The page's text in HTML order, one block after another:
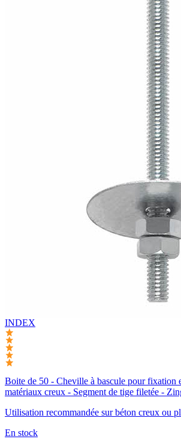
INDEX
Boite de 50 - Cheville à bascule pour fixation
matériaux creux - Segment de tige filetée -
Utilisation recommandée sur béton creux ou
En stock